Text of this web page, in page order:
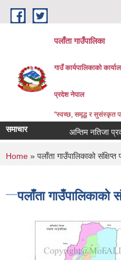
Skip to main content
पलाँता गाउँपालिका
गाउँ कार्यपालिकाको
प्रदेश नेपाल
"स्वच्छ, समृद्ध र सुसंस्कृत
समाचार अन्तिम नतिजा
You are here
Home » पलाँता गाउँपालिकाको संक्षिप्त
पलाँता गाउँपालिकाको